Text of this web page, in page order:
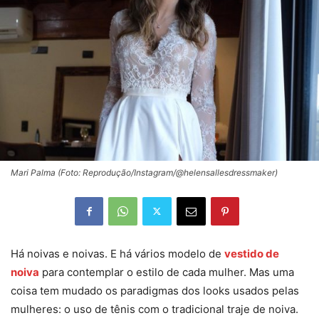
Mari Palma (Foto: Reprodução/Instagram/@helensallesdressmaker)
Há noivas e noivas. E há vários modelo de vestido de
noiva para contemplar o estilo de cada mulher. Mas uma
coisa tem mudado os paradigmas dos looks usados pelas
mulheres: o uso de tênis com o tradicional traje de noiva.